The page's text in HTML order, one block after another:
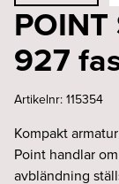
927
Artikelnr:115354
Kompakt
Point handlar
avbländning